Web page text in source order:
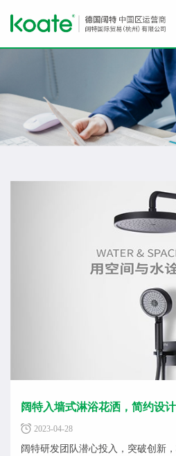
阔特入墙式淋浴花洒，简约设
2023-04-28
阔特研发团队潜心投入，突破创新